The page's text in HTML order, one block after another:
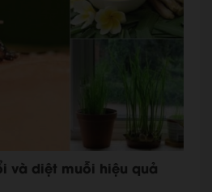
và diệt muỗi hiệu quả